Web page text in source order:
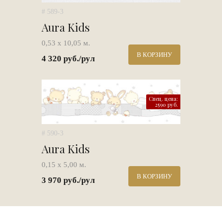
# 589-3
Aura Kids
0,53 х 10,05 м.
4 320 руб./рул В КОРЗИНУ
Спец. цена:
2590 руб.
# 590-3
Aura Kids
0,15 х 5,00 м.
3 970 руб./рул В КОРЗИНУ